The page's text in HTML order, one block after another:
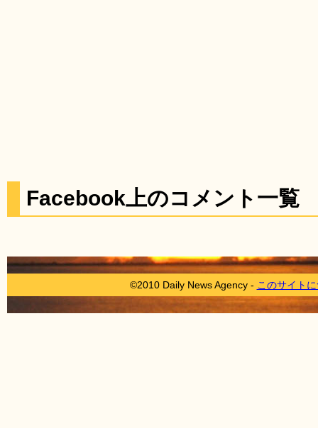
Facebook上のコメント一覧
©2010 Daily News Agency - このサイト